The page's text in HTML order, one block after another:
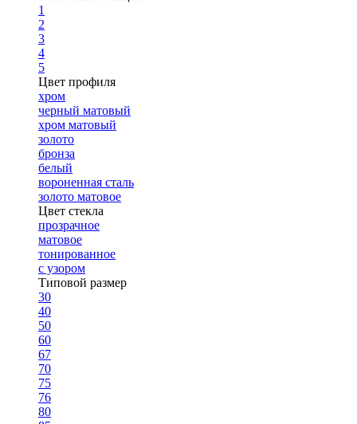
1
2
3
4
5
Цвет профиля
хром
черный матовый
хром матовый
золото
бронза
белый
вороненная сталь
золото матовое
Цвет стекла
прозрачное
матовое
тонированное
с узором
Типовой размер
30
40
50
60
67
70
75
76
80